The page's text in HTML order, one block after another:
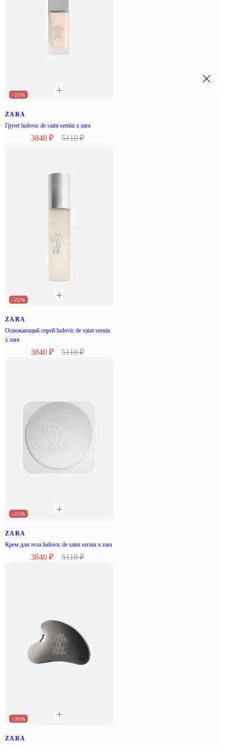
–25%
ZARA
Грунт ludovic de saint sernin x zara
3840 ₽ 5110 ₽
–25%
ZARA
Освежающий спрей ludovic de saint sernin
x zara
3840 ₽ 5110 ₽
–25%
ZARA
Крем для тела ludovic de saint sernin x zara
3840 ₽ 5110 ₽
–30%
ZARA